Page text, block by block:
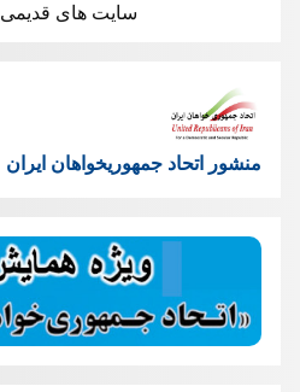
سایت های قدیمی
منشور اتحاد جمهوریخواهان ایران